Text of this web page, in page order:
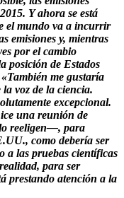
Y ahora se está
el mundo va a incurrir
emisiones y, mientras
por el cambio
posición de Estados
me gustaría
voz de la ciencia.
excepcional.
una reunión de
reeligen—, para
como debería ser
a las pruebas científicas
para ser
prestando atención a la